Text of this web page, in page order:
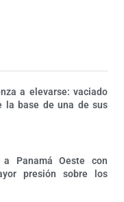
a elevarse: vaciado
la base de una de sus
Panamá Oeste con
presión sobre los